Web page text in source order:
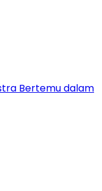
Bertemu dalam